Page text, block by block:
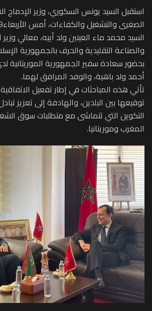
استقبل السيد يونس السكوري، وزير الإدماج
السيد محمد ماء العينين ولد أييه، معالي
والصناعة التقليدية والحرف بالجمهورية
بحضور سعادة سفير الجمهورية الموريتانية
أحمد ولد باهية، والوفد المرافق لهما.
‏تأتي هذه المباحثات في إطار تفعيل الاتفاقية
توقيعها بين البلدين، والهادفة إلى تعزيز
التكوين التي تتماشى مع متطلبات سوق
المغرب وموريتانيا.